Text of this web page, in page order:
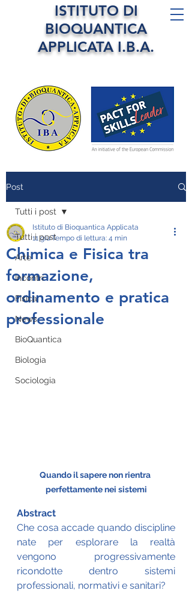
ISTITUTO DI
BIOQUANTICA
APPLICATA I.B.A.
Post
Tutti i post
Arte
Incontri
Fisica
News
BioQuantica
Biologia
Sociologia
Tutti i post
Chimica e Fisica tra
formazione,
ordinamento e pratica
professionale
Istituto di Bioquantica Applicata
11 giuTempo di lettura: 4 min
Quando il sapere non rientra
perfettamente nei sistemi
Abstract
Che cosa accade quando discipline
nate per esplorare la realtà
vengono progressivamente
ricondotte dentro sistemi
professionali, normativi e sanitari?